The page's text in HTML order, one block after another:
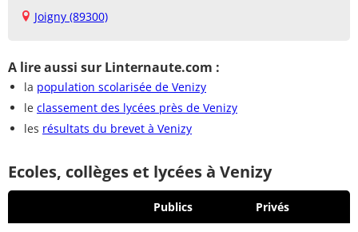
Joigny (89300)
A lire aussi sur Linternaute.com :
la population scolarisée de Venizy
le classement des lycées près de Venizy
les résultats du brevet à Venizy
Ecoles, collèges et lycées à Venizy
Publics Privés